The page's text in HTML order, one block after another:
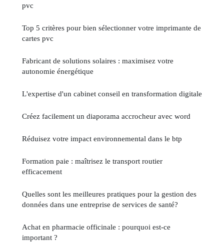
pvc
Top 5 critères pour bien sélectionner votre imprimante de
cartes pvc
Fabricant de solutions solaires : maximisez votre
autonomie énergétique
L'expertise d'un cabinet conseil en transformation digitale
Créez facilement un diaporama accrocheur avec word
Réduisez votre impact environnemental dans le btp
Formation paie : maîtrisez le transport routier
efficacement
Quelles sont les meilleures pratiques pour la gestion des
données dans une entreprise de services de santé?
Achat en pharmacie officinale : pourquoi est-ce
important ?